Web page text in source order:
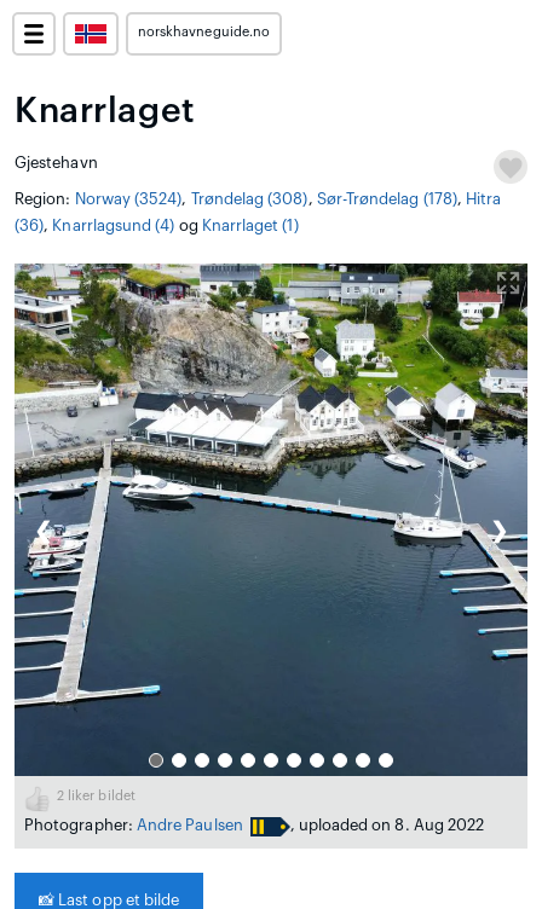
norskhavneguide.no
Knarrlaget
Gjestehavn
Region: Norway (3524), Trøndelag (308), Sør-Trøndelag (178), Hitra
(36), Knarrlagsund (4) og Knarrlaget (1)
❮ ❯
2 liker bildet
Photographer: Andre Paulsen , uploaded on 8. Aug 2022
📸 Last opp et bilde